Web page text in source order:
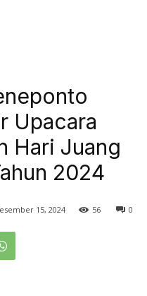
Upacara
Hari Juang
2024
15, 2024 0
56